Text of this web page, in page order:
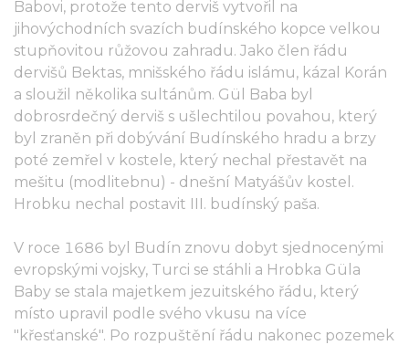
Babovi, protože tento derviš vytvořil na
jihovýchodních svazích budínského kopce velkou
stupňovitou růžovou zahradu. Jako člen řádu
dervišů Bektas, mnišského řádu islámu, kázal Korán
a sloužil několika sultánům. Gül Baba byl
dobrosrdečný derviš s ušlechtilou povahou, který
byl zraněn při dobývání Budínského hradu a brzy
poté zemřel v kostele, který nechal přestavět na
mešitu (modlitebnu) - dnešní Matyášův kostel.
Hrobku nechal postavit III. budínský paša.
V roce 1686 byl Budín znovu dobyt sjednocenými
evropskými vojsky, Turci se stáhli a Hrobka Güla
Baby se stala majetkem jezuitského řádu, který
místo upravil podle svého vkusu na více
"křesťanské". Po rozpuštění řádu nakonec pozemek